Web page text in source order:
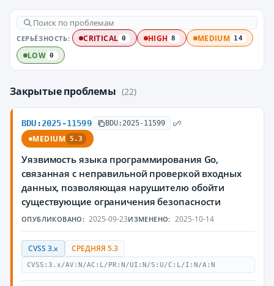
СЕРЬЁЗНОСТЬ: CRITICAL 0 HIGH 8 MEDIUM 14
LOW 0
Закрытые проблемы (22)
BDU:2025-11599 BDU:2025-11599
MEDIUM 5.3
Уязвимость языка программирования Go,
связанная с неправильной проверкой входных
данных, позволяющая нарушителю обойти
существующие ограничения безопасности
ОПУБЛИКОВАНО: 2025-09-23ИЗМЕНЕНО: 2025-10-14
CVSS 3.x СРЕДНЯЯ 5.3
CVSS:3.x/AV:N/AC:L/PR:N/UI:N/S:U/C:L/I:N/A:N